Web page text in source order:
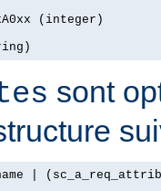
(integer)
sont
|